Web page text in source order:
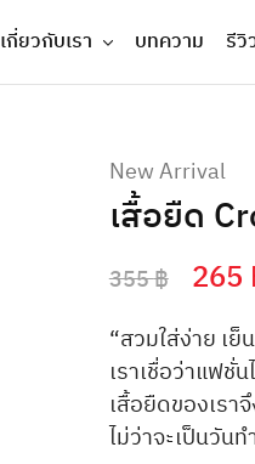
เกี่ยวกับเรา บทความ รีวิ
New Arrival
เสื้อยืด
355฿ 265
“สวมใส่ง่าย เ
เราเชื่อว่าแฟชั่
เสื้อยืดของเรา
ไม่ว่าจะเป็นวัน